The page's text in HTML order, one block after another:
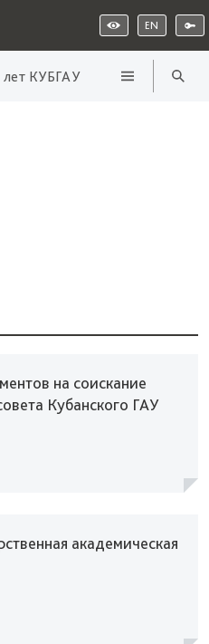
EN
лет КУБГАУ
на соискание
Кубанского ГАУ
академическая